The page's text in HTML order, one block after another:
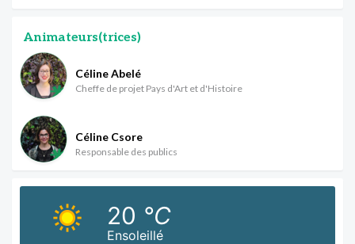
Animateurs(trices)
Céline Abelé
Cheffe de projet Pays d'Art et d'Histoire
Céline Csore
Responsable des publics
Ensoleillé
20 °C